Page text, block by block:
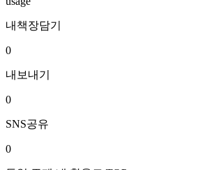
내책장담기
0
내보내기
0
SNS공유
0